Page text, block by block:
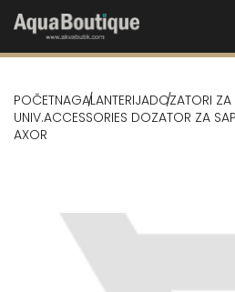
POČETNAGALANTERIJADOZATORI ZA
UNIV.ACCESSORIES DOZATOR ZA
AXOR